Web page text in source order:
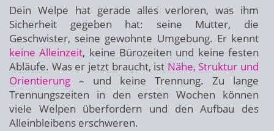
Dein Welpe hat gerade alles verloren, was ihm
Sicherheit gegeben hat: seine Mutter, die
Geschwister, seine gewohnte Umgebung. Er kennt
keine Alleinzeit, keine Bürozeiten und keine festen
Abläufe. Was er jetzt braucht, ist Nähe, Struktur und
Orientierung – und keine Trennung. Zu lange
Trennungszeiten in den ersten Wochen können
viele Welpen überfordern und den Aufbau des
Alleinbleibens erschweren.